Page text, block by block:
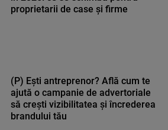
proprietarii de case și firme
(P) Ești antreprenor? Află cum te
ajută o campanie de advertoriale
să crești vizibilitatea și încrederea
brandului tău